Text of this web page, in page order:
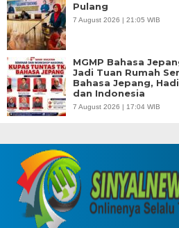
Pulang
7 August 2026 | 21:05 WIB
MGMP Bahasa
Jadi Tuan Rumah
Bahasa Jepang,
dan Indonesia
7 August 2026 | 17:04 WIB